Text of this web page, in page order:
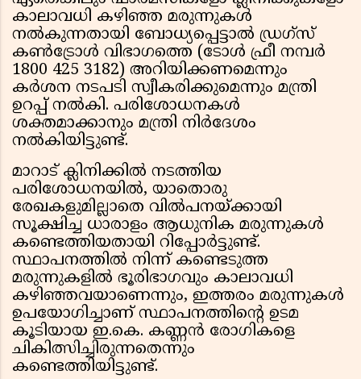
കാലാവധി കഴിഞ്ഞ മരുന്നുകൾ
നൽകുന്നതായി ബോധ്യപ്പെട്ടാൽ ഡ്രഗ്‌സ്
കൺട്രോൾ വിഭാഗത്തെ (ടോൾ ഫ്രീ നമ്പർ
1800 425 3182) അറിയിക്കണമെന്നും
കർശന നടപടി സ്വീകരിക്കുമെന്നും മന്ത്രി
ഉറപ്പ് നൽകി. പരിശോധനകൾ
ശക്തമാക്കാനും മന്ത്രി നിർദേശം
നൽകിയിട്ടുണ്ട്.
മാറാട് ക്ലിനിക്കിൽ നടത്തിയ
പരിശോധനയിൽ, യാതൊരു
രേഖകളുമില്ലാതെ വിൽപനയ്ക്കായി
സൂക്ഷിച്ച ധാരാളം ആധുനിക മരുന്നുകൾ
കണ്ടെത്തിയതായി റിപ്പോർട്ടുണ്ട്.
സ്ഥാപനത്തിൽ നിന്ന് കണ്ടെടുത്ത
മരുന്നുകളിൽ ഭൂരിഭാഗവും കാലാവധി
കഴിഞ്ഞവയാണെന്നും, ഇത്തരം മരുന്നുകൾ
ഉപയോഗിച്ചാണ് സ്ഥാപനത്തിന്റെ ഉടമ
കൂടിയായ ഇ.കെ. കണ്ണൻ രോഗികളെ
ചികിത്സിച്ചിരുന്നതെന്നും
കണ്ടെത്തിയിട്ടുണ്ട്.